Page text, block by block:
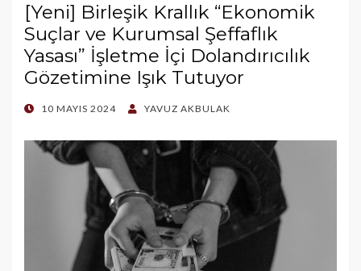
[Yeni] Birleşik Krallık “Ekonomik
Suçlar ve Kurumsal Şeffaflık
Yasası” İşletme İçi Dolandırıcılık
Gözetimine Işık Tutuyor
POSTED
10 MAYIS 2024 YAVUZ AKBULAK